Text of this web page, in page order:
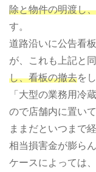
除と物件の明渡し
す。
道路沿いに公告看
が、これも上記と同
し、看板の撤去を
「大型の業務用冷
ので店舗内に置い
ままだといつまで
相当損害金が膨ら
ケースによっては